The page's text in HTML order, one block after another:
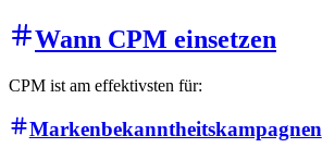
Wann CPM einsetzen
CPM ist am effektivsten für:
Markenbekanntheitskampagnen